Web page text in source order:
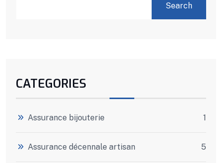
Search
CATEGORIES
Assurance bijouterie 1
Assurance décennale artisan 5